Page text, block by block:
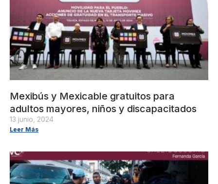
Mexibús y Mexicable gratuitos para
adultos mayores, niños y discapacitados
13 junio, 2024
Leer Más